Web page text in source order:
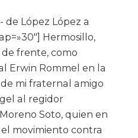
de López López a
Hermosillo,
frente, como
Erwin Rommel en la
mi fraternal amigo
al regidor
Soto, quien en
movimiento contra